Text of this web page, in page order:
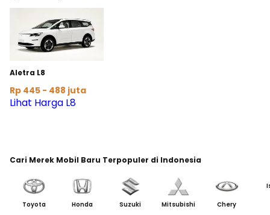
Aletra L8
Rp 445 - 488 juta
Lihat Harga L8
Cari Merek Mobil Baru Terpopuler di Indonesia
Toyota Honda Suzuki Mitsubishi Chery